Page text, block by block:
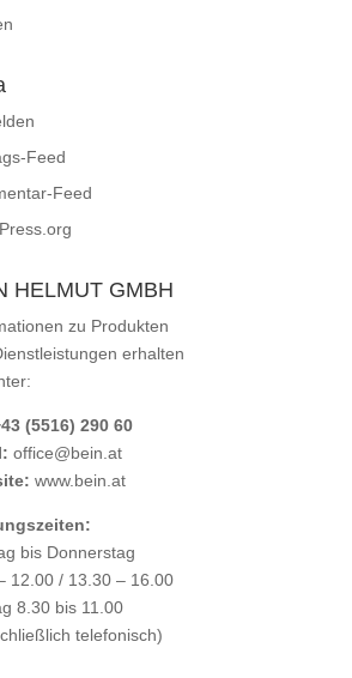
Feed
Feed
HELMUT GMBH
zu Produkten
erhalten
(5516) 290 60
office@bein.at
www.bein.at
bis Donnerstag
12.00 / 13.30 – 16.00
8.30 bis 11.00
telefonisch)